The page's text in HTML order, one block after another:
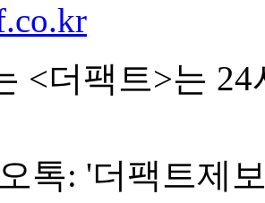
<더팩트>는
톡: '더팩트제